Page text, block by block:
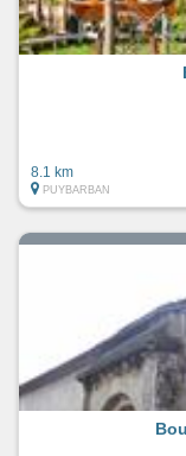
8.1 km
PUYBARBAN